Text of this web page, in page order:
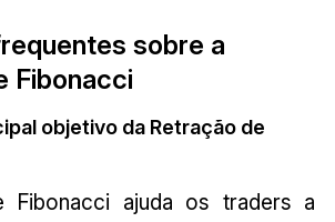
sobre a
Fibonacci
objetivo da Retração de
Fibonacci ajuda os traders a